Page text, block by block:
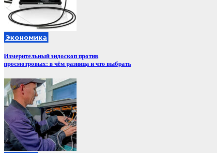
Экономика
Измерительный эндоскоп против
просмотровых: в чём разница и что выбрать